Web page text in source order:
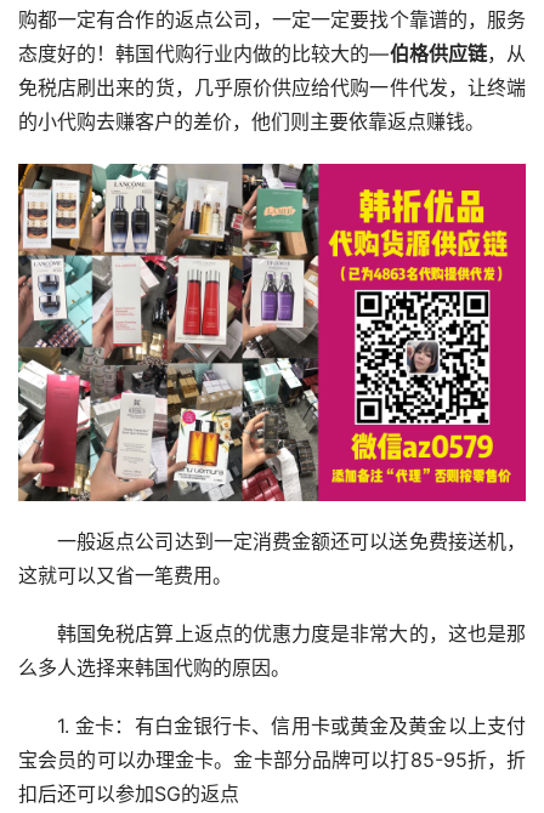
购都一定有合作的返点公司，一定一定要找个靠谱的，服务
态度好的！韩国代购行业内做的比较大的—伯格供应链，从
免税店刷出来的货，几乎原价供应给代购一件代发，让终端
的小代购去赚客户的差价，他们则主要依靠返点赚钱。
一般返点公司达到一定消费金额还可以送免费接送机，
这就可以又省一笔费用。
韩国免税店算上返点的优惠力度是非常大的，这也是那
么多人选择来韩国代购的原因。
1. 金卡：有白金银行卡、信用卡或黄金及黄金以上支付
宝会员的可以办理金卡。金卡部分品牌可以打85-95折，折
扣后还可以参加SG的返点